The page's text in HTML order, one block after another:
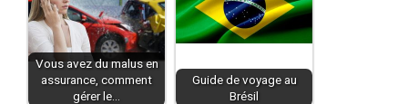
Vous avez du malus en
assurance, comment
gérer le…
Guide de voyage au
Brésil